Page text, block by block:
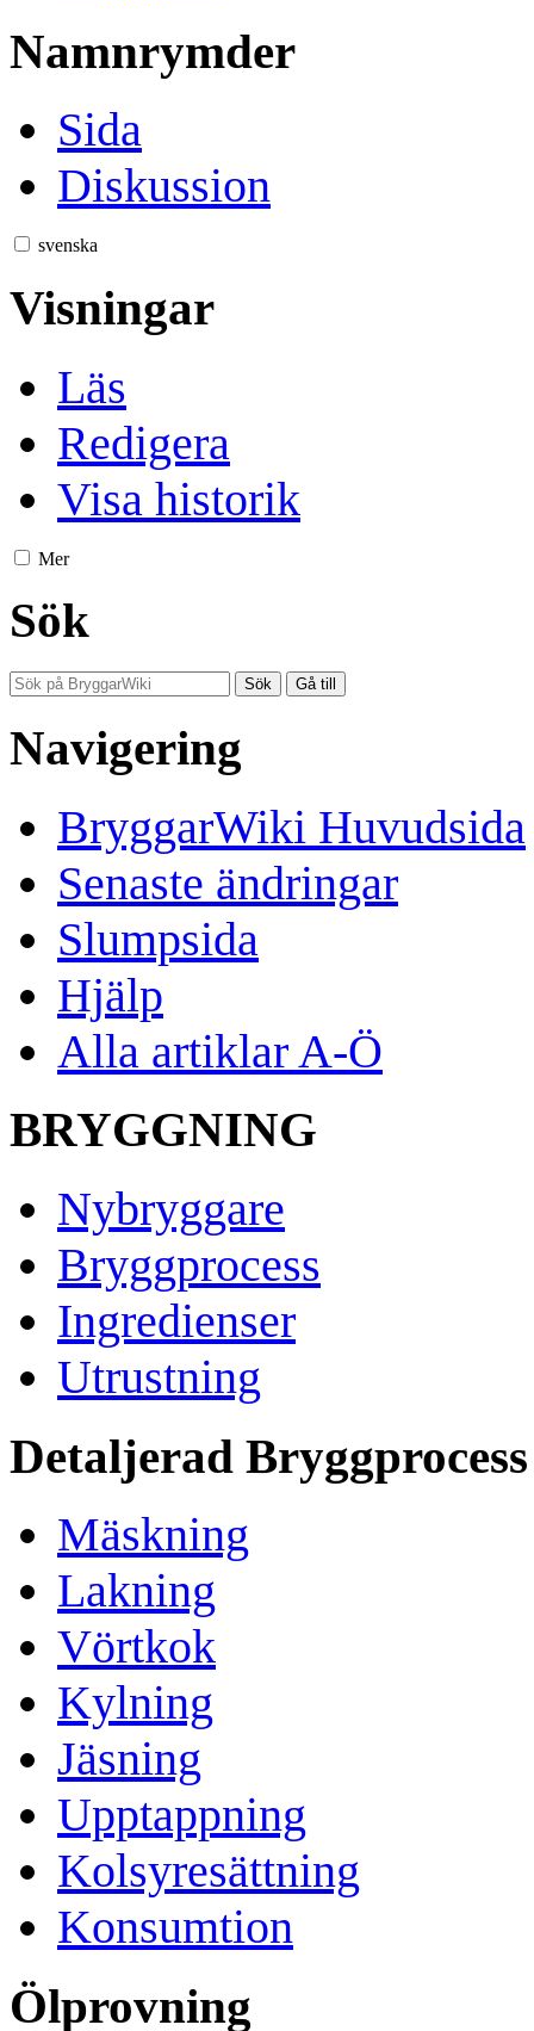
Namnrymder
Sida
Diskussion
svenska
Visningar
Läs
Redigera
Visa historik
Mer
Sök
Navigering
BryggarWiki Huvudsida
Senaste ändringar
Slumpsida
Hjälp
Alla artiklar A-Ö
BRYGGNING
Nybryggare
Bryggprocess
Ingredienser
Utrustning
Detaljerad Bryggprocess
Mäskning
Lakning
Vörtkok
Kylning
Jäsning
Upptappning
Kolsyresättning
Konsumtion
Ölprovning